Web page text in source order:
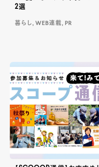
2選
暮らし, WEB連載, PR